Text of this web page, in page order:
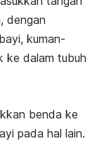
dengan
kuman-
ke dalam tubuh
benda ke
pada hal lain.